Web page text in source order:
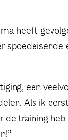
heeft
een
Als ik
training